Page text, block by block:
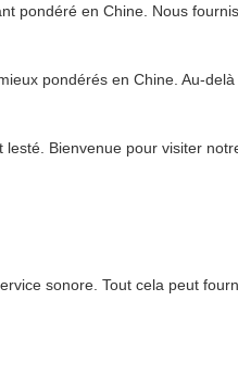
pondéré en Chine. Nous
pondérés en Chine. Au-
Bienvenue pour visiter
sonore. Tout cela peut